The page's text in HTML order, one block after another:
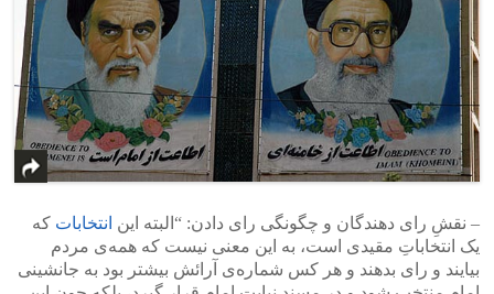
– نقشِ رای دهندگان و چگونگی‌ رای دادن: “البته این انتخابات که
یک انتخاباتِ مقیدی است، به این معنی‌ نیست که همه‌ی مردم
بیایند و رای بدهند و هر کس شماره‌ی آرائش بیشتر بود به جانشینی